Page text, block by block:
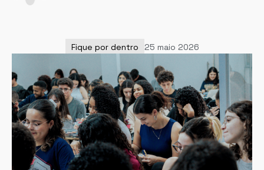
Fique por dentro 25 maio 2026